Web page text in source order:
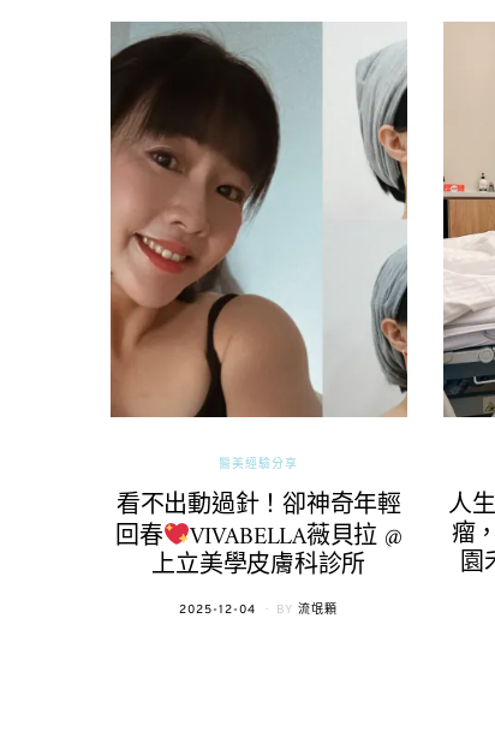
醫美經驗分享
看不出動過針！卻神奇年輕
回春 VIVABELLA薇貝拉 @
上立美學皮膚科診所
POSTED
2025-12-04 BY 流氓顆
人
瘤
園